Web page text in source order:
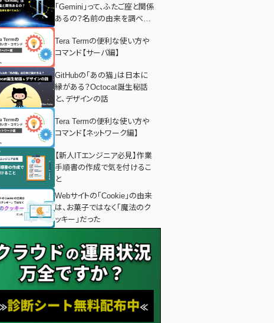
「Gemini」って、ふたご座と関係
あるの？名前の由来を調べて
Tera Termの便利な使い方や
コマンド【サーバ編】
GitHubの「あの猫」は日本に
縁がある？Octocat誕生秘話
と、デザインの話
Tera Termの便利な使い方や
コマンド【ネットワーク編】
【新人ITエンジニア必見】作業
手順書の作成で気を付けるこ
と
Webサイトの「Cookie」の由来
は、お菓子ではなく「魔法のク
ッキー」だった